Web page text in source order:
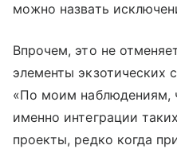
можно назвать
Впрочем, это не
элементы экзотических
«По моим наблюдениям,
именно интеграции
проекты, редко когда